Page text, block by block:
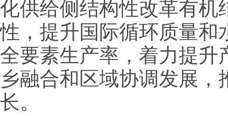
化供给侧结构性改革有机
性，提升国际循环质量和
全要素生产率，着力提升
乡融合和区域协调发展
长。